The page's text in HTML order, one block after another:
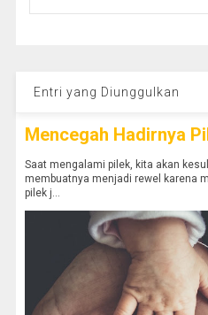
Entri yang Diunggulkan
Mencegah Hadirnya
Saat mengalami pilek, kita akan
membuatnya menjadi rewel karena
pilek j...